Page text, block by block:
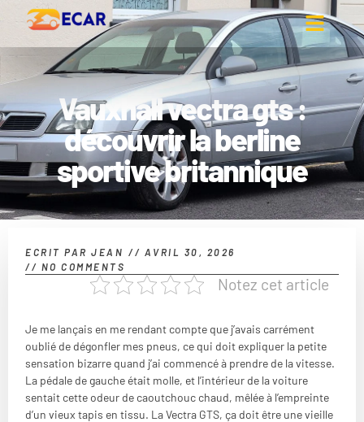
Vauxhall vectra gts :
découvrir la berline
sportive britannique
ECRIT PAR JEAN // AVRIL 30, 2026
// NO COMMENTS
Notez cet article
Je me lançais en me rendant compte que j’avais carrément
oublié de dégonfler mes pneus, ce qui doit expliquer la petite
sensation bizarre quand j’ai commencé à prendre de la vitesse.
La pédale de gauche était molle, et l’intérieur de la voiture
sentait cette odeur de caoutchouc chaud, mêlée à l’empreinte
d’un vieux tapis en tissu. La Vectra GTS, ça doit être une vieille